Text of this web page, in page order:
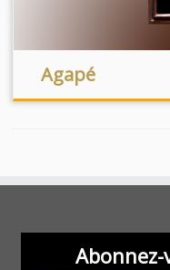
Agapé